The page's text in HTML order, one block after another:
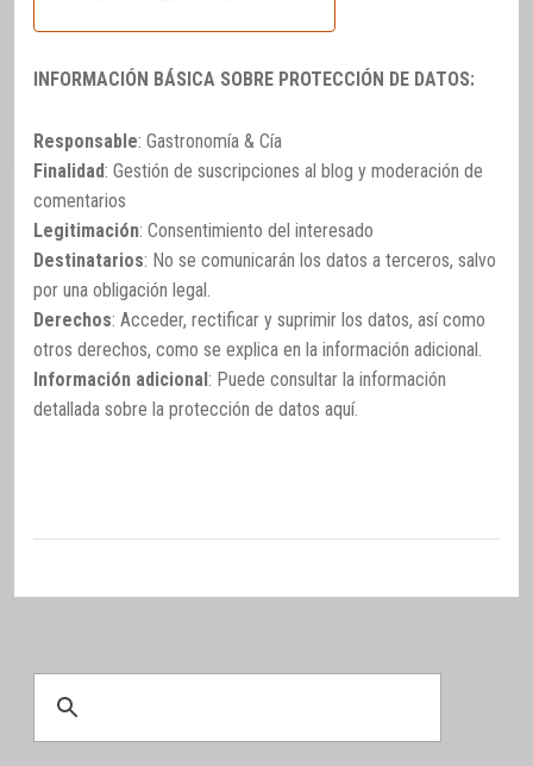
INFORMACIÓN BÁSICA SOBRE PROTECCIÓN DE DATOS:
Responsable: Gastronomía & Cía
Finalidad: Gestión de suscripciones al blog y moderación de
comentarios
Legitimación: Consentimiento del interesado
Destinatarios: No se comunicarán los datos a terceros, salvo
por una obligación legal.
Derechos: Acceder, rectificar y suprimir los datos, así como
otros derechos, como se explica en la información adicional.
Información adicional: Puede consultar la información
detallada sobre la protección de datos aquí.